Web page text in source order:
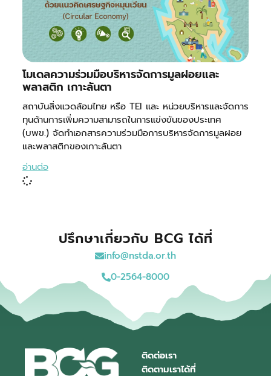
โมเดลความร่วมมือบริหารจัดการมูลฝอยและ
พลาสติก เกาะลันตา
สถาบันสิ่งแวดล้อมไทย หรือ TEI และ หน่วยบริหารและจัดการ
ทุนด้านการเพิ่มความสามารถในการแข่งขันของประเทศ
(บพข.) จัดทำเอกสารความร่วมมือการบริหารจัดการมูลฝอย
และพลาสติกของเกาะลันตา
อ่านต่อ
ปรึกษาเกี่ยวกับ BCG ได้ที่
info@nstda.or.th
0-2564-8000
ติดต่อเรา
ติดตามเราได้ที่